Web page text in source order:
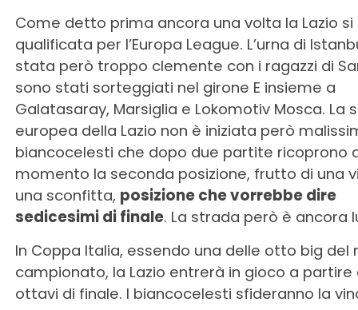
Come detto prima ancora una volta la Lazio si
qualificata per l’Europa League. L’urna di
stata però troppo clemente con i ragazzi di
sono stati sorteggiati nel girone E insieme a
Galatasaray, Marsiglia e Lokomotiv Mosca. La
europea della Lazio non è iniziata però
biancocelesti che dopo due partite ricoprono
momento la seconda posizione, frutto di una
una sconfitta, posizione che vorrebbe dire
sedicesimi di finale. La strada però è ancora
In Coppa Italia, essendo una delle otto big del
campionato, la Lazio entrerà in gioco a partire
ottavi di finale. I biancocelesti sfideranno la